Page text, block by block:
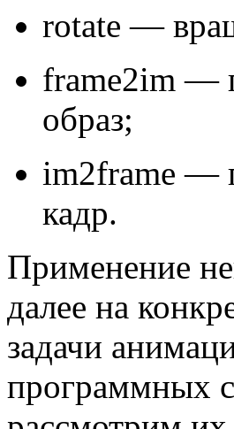
rotate —
frame2im —
образ;
im2frame —
кадр.
Применение
далее на
задачи
программных